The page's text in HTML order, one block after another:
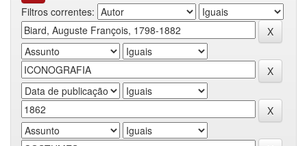
Filtros correntes: